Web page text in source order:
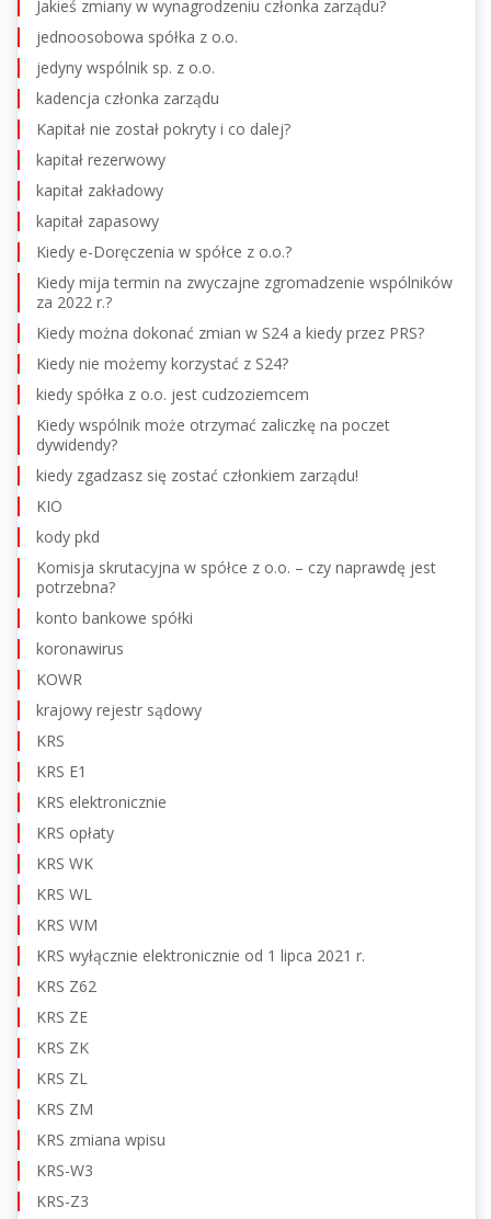
Jakieś zmiany w wynagrodzeniu członka zarządu?
jednoosobowa spółka z o.o.
jedyny wspólnik sp. z o.o.
kadencja członka zarządu
Kapitał nie został pokryty i co dalej?
kapitał rezerwowy
kapitał zakładowy
kapitał zapasowy
Kiedy e-Doręczenia w spółce z o.o.?
Kiedy mija termin na zwyczajne zgromadzenie wspólników
za 2022 r.?
Kiedy można dokonać zmian w S24 a kiedy przez PRS?
Kiedy nie możemy korzystać z S24?
kiedy spółka z o.o. jest cudzoziemcem
Kiedy wspólnik może otrzymać zaliczkę na poczet
dywidendy?
kiedy zgadzasz się zostać członkiem zarządu!
KIO
kody pkd
Komisja skrutacyjna w spółce z o.o. – czy naprawdę jest
potrzebna?
konto bankowe spółki
koronawirus
KOWR
krajowy rejestr sądowy
KRS
KRS E1
KRS elektronicznie
KRS opłaty
KRS WK
KRS WL
KRS WM
KRS wyłącznie elektronicznie od 1 lipca 2021 r.
KRS Z62
KRS ZE
KRS ZK
KRS ZL
KRS ZM
KRS zmiana wpisu
KRS-W3
KRS-Z3